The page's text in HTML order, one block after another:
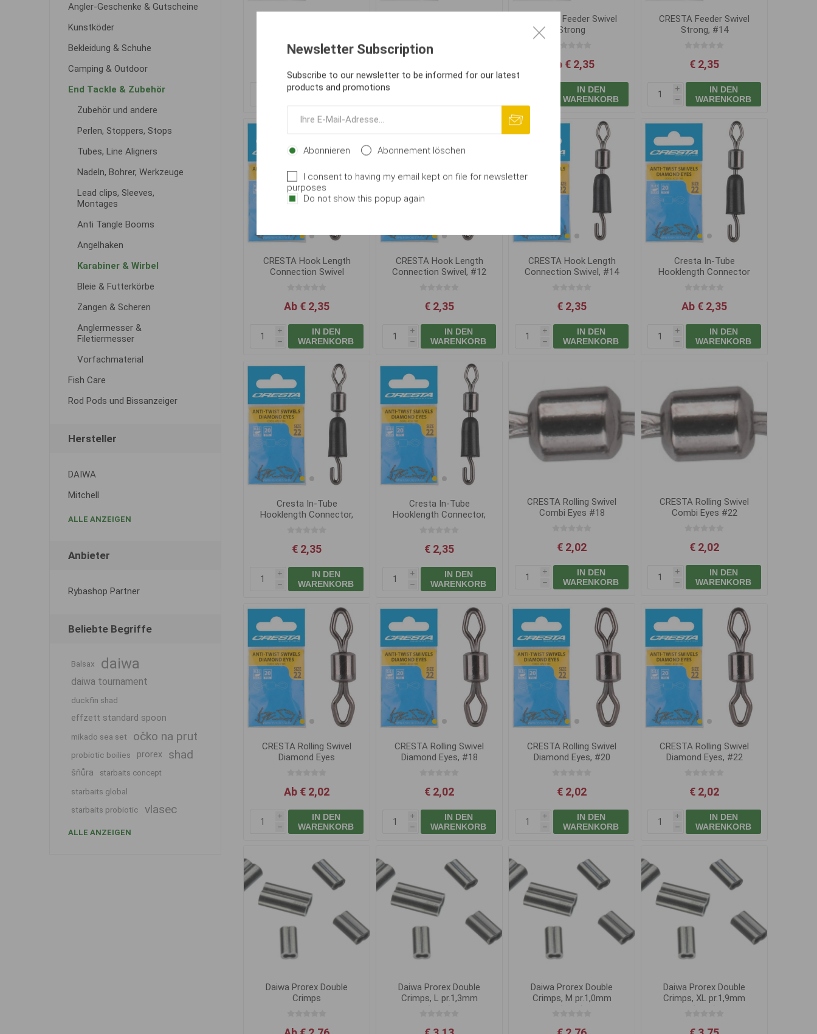
IN DEN
CRESTA Feeder Swivel
Strong
Ab € 2,35
IN DEN
WARENKORB
CRESTA Feeder Swivel
Strong, #14
€ 2,35
i
h
IN DEN
WARENKORB
CRESTA Hook Length
Connection Swivel
Ab € 2,35
i
h
IN DEN
WARENKORB
CRESTA Hook Length
Connection Swivel, #12
€ 2,35
i
h
IN DEN
WARENKORB
CRESTA Hook Length
Connection Swivel, #14
€ 2,35
i
h
IN DEN
WARENKORB
Cresta In-Tube
Hooklength Connector
Ab € 2,35
i
h
IN DEN
WARENKORB
Cresta In-Tube
Hooklength Connector,
€ 2,35
i
h
IN DEN
WARENKORB
Cresta In-Tube
Hooklength Connector,
€ 2,35
i
h
IN DEN
WARENKORB
CRESTA Rolling Swivel
Combi Eyes #18
€ 2,02
i
h
IN DEN
WARENKORB
CRESTA Rolling Swivel
Combi Eyes #22
€ 2,02
i
h
IN DEN
WARENKORB
CRESTA Rolling Swivel
Diamond Eyes
Ab € 2,02
i
h
IN DEN
WARENKORB
CRESTA Rolling Swivel
Diamond Eyes, #18
€ 2,02
i
h
IN DEN
WARENKORB
CRESTA Rolling Swivel
Diamond Eyes, #20
€ 2,02
i
h
IN DEN
WARENKORB
CRESTA Rolling Swivel
Diamond Eyes, #22
€ 2,02
i
h
IN DEN
WARENKORB
Daiwa Prorex Double
Crimps
Daiwa Prorex Double
Crimps, L pr.1,3mm
(30ks)
Daiwa Prorex Double
Crimps, M pr.1,0mm
(30ks)
Daiwa Prorex Double
Crimps, XL pr.1,9mm
(30ks)
Angler-Geschenke & Gutscheine
Kunstköder
Bekleidung & Schuhe
Camping & Outdoor
End Tackle & Zubehör
Zubehör und andere
Perlen, Stoppers, Stops
Tubes, Line Aligners
Nadeln, Bohrer, Werkzeuge
Lead clips, Sleeves,
Montages
Anti Tangle Booms
Angelhaken
Karabiner & Wirbel
Bleie & Futterkörbe
Zangen & Scheren
Anglermesser &
Filetiermesser
Vorfachmaterial
Fish Care
Rod Pods und Bissanzeiger
Hersteller
DAIWA
Mitchell
ALLE ANZEIGEN
Anbieter
Rybashop Partner
Beliebte Begriffe
Balsax daiwa
daiwa tournament
duckfin shad
effzett standard spoon
mikado sea set očko na prut
probiotic boilies prorex shad
šňůra starbaits concept
starbaits global
starbaits probiotic
vlasec
ALLE ANZEIGEN
Newsletter Subscription
Subscribe to our newsletter to be informed for our latest
products and promotions
Abonnieren Abonnement löschen
I consent to having my email kept on file for newsletter
purposes
Do not show this popup again